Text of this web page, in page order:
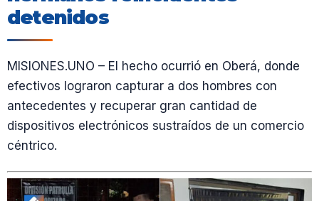
detenidos
MISIONES.UNO – El hecho ocurrió en Oberá, donde
efectivos lograron capturar a dos hombres con
antecedentes y recuperar gran cantidad de
dispositivos electrónicos sustraídos de un comercio
céntrico.